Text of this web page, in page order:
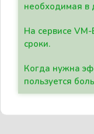
необходимая в
На сервисе VM-
сроки.
Когда нужна
пользуется